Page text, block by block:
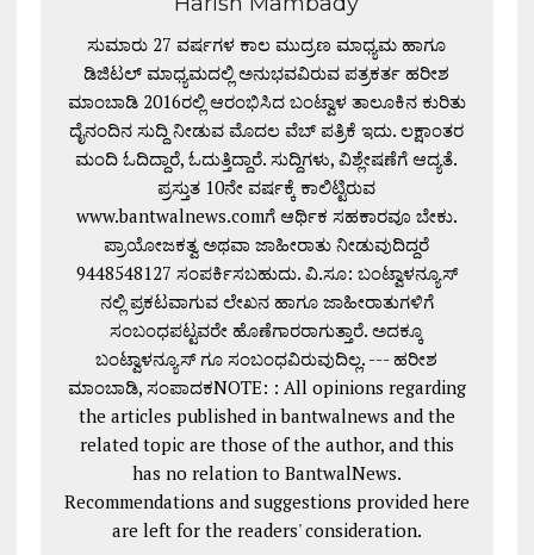
ಸುಮಾರು 27 ವರ್ಷಗಳ ಕಾಲ ಮುದ್ರಣ ಮಾಧ್ಯಮ ಹಾಗೂ
ಡಿಜಿಟಲ್ ಮಾಧ್ಯಮದಲ್ಲಿ ಅನುಭವವಿರುವ ಪತ್ರಕರ್ತ ಹರೀಶ
ಮಾಂಬಾಡಿ 2016ರಲ್ಲಿ ಆರಂಭಿಸಿದ ಬಂಟ್ವಾಳ ತಾಲೂಕಿನ ಕುರಿತು
ದೈನಂದಿನ ಸುದ್ದಿ ನೀಡುವ ಮೊದಲ ವೆಬ್ ಪತ್ರಿಕೆ ಇದು. ಲಕ್ಷಾಂತರ
ಮಂದಿ ಓದಿದ್ದಾರೆ, ಓದುತ್ತಿದ್ದಾರೆ. ಸುದ್ದಿಗಳು, ವಿಶ್ಲೇಷಣೆಗೆ ಆದ್ಯತೆ.
ಪ್ರಸ್ತುತ 10ನೇ ವರ್ಷಕ್ಕೆ ಕಾಲಿಟ್ಟಿರುವ
www.bantwalnews.comಗೆ ಆರ್ಥಿಕ ಸಹಕಾರವೂ ಬೇಕು.
ಪ್ರಾಯೋಜಕತ್ವ ಅಥವಾ ಜಾಹೀರಾತು ನೀಡುವುದಿದ್ದರೆ
9448548127 ಸಂಪರ್ಕಿಸಬಹುದು. ವಿ.ಸೂ: ಬಂಟ್ವಾಳನ್ಯೂಸ್
ನಲ್ಲಿ ಪ್ರಕಟವಾಗುವ ಲೇಖನ ಹಾಗೂ ಜಾಹೀರಾತುಗಳಿಗೆ
ಸಂಬಂಧಪಟ್ಟವರೇ ಹೊಣೆಗಾರರಾಗುತ್ತಾರೆ. ಅದಕ್ಕೂ
ಬಂಟ್ವಾಳನ್ಯೂಸ್ ಗೂ ಸಂಬಂಧವಿರುವುದಿಲ್ಲ. --- ಹರೀಶ
ಮಾಂಬಾಡಿ, ಸಂಪಾದಕNOTE: : All opinions regarding
the articles published in bantwalnews and the
related topic are those of the author, and this
has no relation to BantwalNews.
Recommendations and suggestions provided here
are left for the readers' consideration.